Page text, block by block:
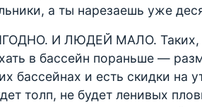
а ты нарезаешь уже
И ЛЮДЕЙ МАЛО. Таких,
в бассейн пораньше —
бассейнах и есть скидки на
толп, не будет ленивых